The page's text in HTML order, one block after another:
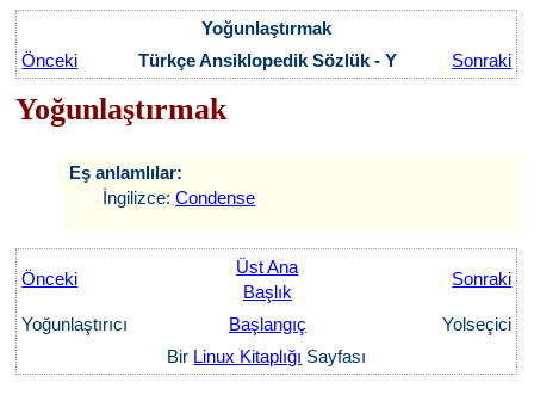
Yoğunlaştırmak
Önceki
Türkçe Ansiklopedik Sözlük - Y Sonraki
Yoğunlaştırmak
Eş anlamlılar:
İngilizce:Condense
Önceki
Üst Ana
Başlık
Sonraki
Yoğunlaştırıcı Başlangıç
Yolseçici
Bir Linux Kitaplığı Sayfası